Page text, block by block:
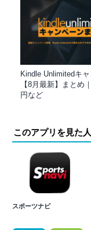
Kindle Unlimitedキ
【8月最新】まとめ
円など
このアプリを見た
スポーツナビ